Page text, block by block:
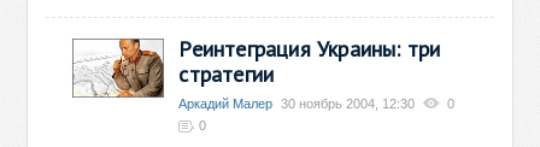
Реинтеграция Украины: три
стратегии
Аркадий Малер 30 ноябрь 2004, 12:30
0
0